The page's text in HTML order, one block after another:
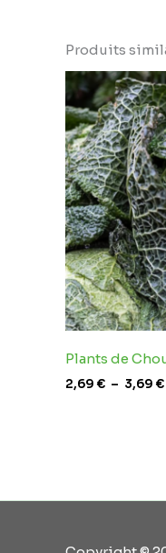
Produits
Plants de
2,69 € – 3,69 €